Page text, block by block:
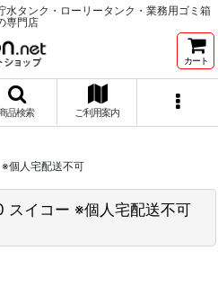
タンク・ローリータンク・業務用ゴミ箱
専門店
カート
品検索 ご利用案内
個人宅配送不可
イコー ※個人宅配送不可